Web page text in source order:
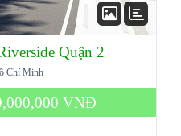
Quận 2
Chí Minh
VNĐ